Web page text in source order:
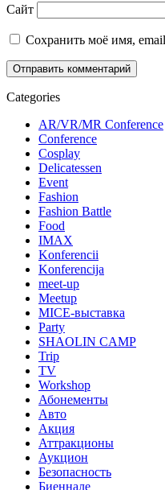
Сайт
Сохранить моё имя,
Categories
AR/VR/MR Conference
Conference
Cosplay
Delicatessen
Event
Fashion
Fashion Battle
Food
IMAX
Konferencii
Konferencija
meet-up
Meetup
MICE-выставка
Party
SHAOLIN CAMP
Trip
TV
Workshop
Абонементы
Авто
Акция
Аттракционы
Аукцион
Безопасность
Биеннале